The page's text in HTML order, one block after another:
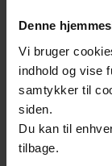
Denne
Vi bruger
indhold og vise
samtykker til
siden.
Du kan til
tilbage.
Marvin
Vis det:Når
blød seng med
har ikke noget
Der er ikke
søvn til. Hans
at spise i